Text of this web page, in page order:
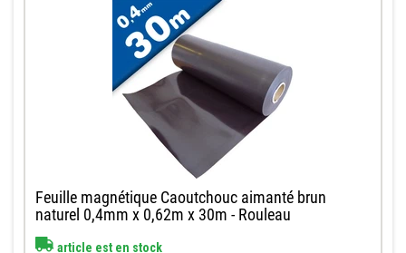
Feuille magnétique Caoutchouc aimanté brun
naturel 0,4mm x 0,62m x 30m - Rouleau
article est en stock